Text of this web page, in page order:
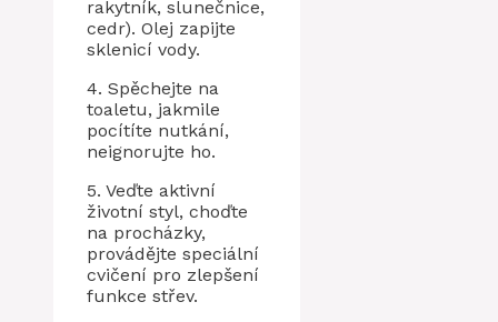
rakytník, slunečnice,
cedr). Olej zapijte
sklenicí vody.
4. Spěchejte na
toaletu, jakmile
pocítíte nutkání,
neignorujte ho.
5. Veďte aktivní
životní styl, choďte
na procházky,
provádějte speciální
cvičení pro zlepšení
funkce střev.